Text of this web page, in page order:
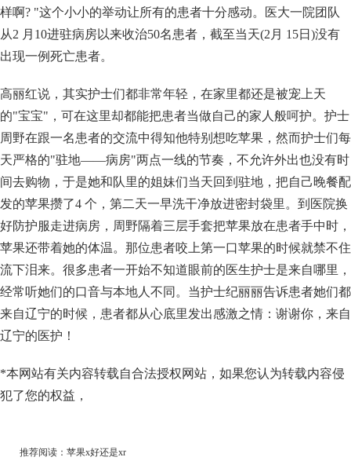
样啊? "这个小小的举动让所有的患者十分感动。医大一院团队
从2 月10进驻病房以来收治50名患者，截至当天(2月 15日)没有
出现一例死亡患者。
高丽红说，其实护士们都非常年轻，在家里都还是被宠上天
的"宝宝"，可在这里却都能把患者当做自己的家人般呵护。护士
周野在跟一名患者的交流中得知他特别想吃苹果，然而护士们每
天严格的"驻地——病房"两点一线的节奏，不允许外出也没有时
间去购物，于是她和队里的姐妹们当天回到驻地，把自己晚餐配
发的苹果攒了4 个，第二天一早洗干净放进密封袋里。到医院换
好防护服走进病房，周野隔着三层手套把苹果放在患者手中时，
苹果还带着她的体温。那位患者咬上第一口苹果的时候就禁不住
流下泪来。很多患者一开始不知道眼前的医生护士是来自哪里，
经常听她们的口音与本地人不同。当护士纪丽丽告诉患者她们都
来自辽宁的时候，患者都从心底里发出感激之情：谢谢你，来自
辽宁的医护！
*本网站有关内容转载自合法授权网站，如果您认为转载内容侵
犯了您的权益，
推荐阅读： 苹果x好还是xr